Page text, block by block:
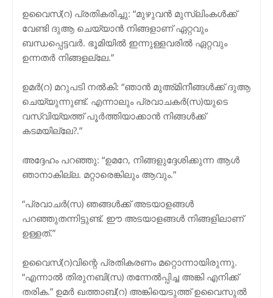
ഉവൈസ്(റ) പ്രതികരിച്ചു: “മുഴുവന്‍ മുസ്ലിംകള്‍ക്ക്
വേണ്ടി ദുആ ചെയ്യാന്‍ നിങ്ങളാണ് ഏറ്റവും
ബന്ധപ്പെട്ടവര്‍. ഭൂമിയില്‍ ഇന്നുള്ളവരില്‍ ഏറ്റവും
ഉന്നതര്‍ നിങ്ങളല്ലേ.”
ഉമര്‍(റ) മറുപടി നല്‍കി: “ഞാന്‍ മുഅ്മിനീങ്ങള്‍ക്ക് ദുആ
ചെയ്യുന്നുണ്ട്. എന്നാലും പ്രവാചകര്‍(സ)യുടെ
വസ്വിയ്യത്ത് പൂര്‍ത്തിയാക്കാന്‍ നിങ്ങള്‍ക്ക്
കടമയില്ലേ?.”
അദ്ദേഹം പറഞ്ഞു: “ഉമറേ, നിങ്ങളുദ്ദേശിക്കുന്ന ആള്‍
ഞാനാകില്ല. മറ്റാരെങ്കിലും ആവും.”
“പ്രവാചര്‍(സ) ഞങ്ങള്‍ക്ക് അടയാളങ്ങള്‍
പറഞ്ഞുതന്നിട്ടുണ്ട്. ഈ അടയാളങ്ങള്‍ നിങ്ങളിലാണ്
ഉള്ളത്.”
ഉവൈസ്(റ)വിന്റെ പ്രതികരണം മറ്റൊന്നായിരുന്നു.
“എന്നാല്‍ തിരുനബി(സ) തന്നേല്‍പ്പിച്ച അങ്കി എനിക്ക്
തരിക.” ഉമര്‍ ഖത്താബ്(റ) അങ്കിയെടുത്ത് ഉവൈസുല്‍